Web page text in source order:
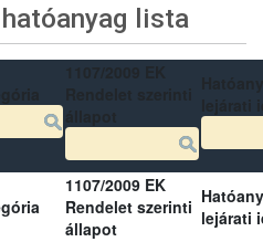
lista
1107/2009 EK
Rendelet szerinti
állapot
lejárati